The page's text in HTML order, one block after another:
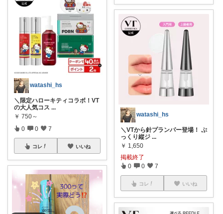
watashi_hs
＼限定ハローキティコラボ！VT
の大人気コス ...
￥ 750～
0 0 7
コレ いいね
watashi_hs
＼VTから針プランパー登場！ ぷ
っくり縦ジ ...
￥ 1,650
掲載終了
0 0 7
コレ いいね